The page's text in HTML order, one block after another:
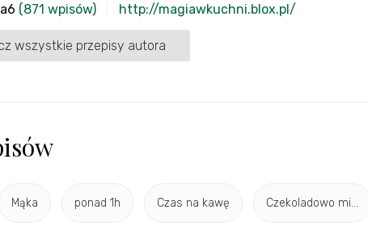
(871 wpisów) http://magiawkuchni.blox.pl/
wszystkie przepisy autora
Mąka ponad 1h Czas na kawę Czekoladowo mi...